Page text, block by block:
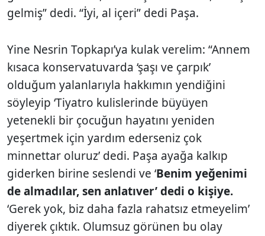
gelmiş” dedi. “İyi, al içeri” dedi Paşa.
Yine Nesrin Topkapı’ya kulak verelim: “Annem
kısaca konservatuvarda ‘şaşı ve çarpık’
olduğum yalanlarıyla hakkımın yendiğini
söyleyip ‘Tiyatro kulislerinde büyüyen
yetenekli bir çocuğun hayatını yeniden
yeşertmek için yardım ederseniz çok
minnettar oluruz’ dedi. Paşa ayağa kalkıp
giderken birine seslendi ve ‘Benim yeğenimi
de almadılar, sen anlatıver’ dedi o kişiye.
‘Gerek yok, biz daha fazla rahatsız etmeyelim’
diyerek çıktık. Olumsuz görünen bu olay